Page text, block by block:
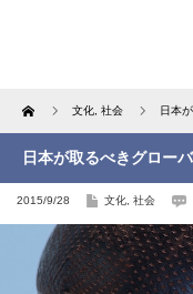
Home 文化 社会 日本
日本が取るべきグロー
2015/9/28 文化 社会